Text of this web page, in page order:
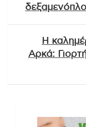
Η
Αρκά: